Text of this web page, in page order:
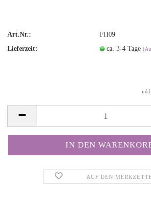
Art.Nr.:
FH09
Lieferzeit:
ca. 3-4 Tage
AUF DEN